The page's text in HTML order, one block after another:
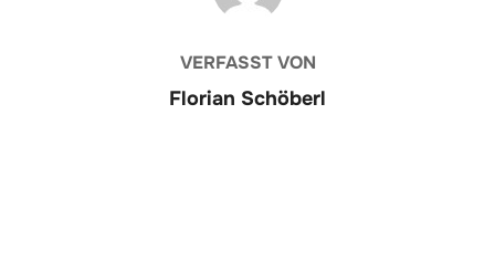
VERFASST VON
Florian Schöberl